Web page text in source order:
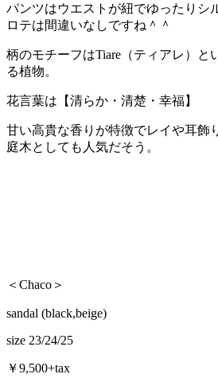
パンツはウエストが紐でゆったりシ
ロテは間違いなしですね＾＾
柄のモチーフはTiare（ティアレ）と
る植物。
花言葉は【清らか・清楚・幸福】
甘い高貴な香りが特徴でレイや耳飾
庭木としても人気だそう。
＜Chaco＞
sandal (black,beige)
size 23/24/25
￥9,500+tax